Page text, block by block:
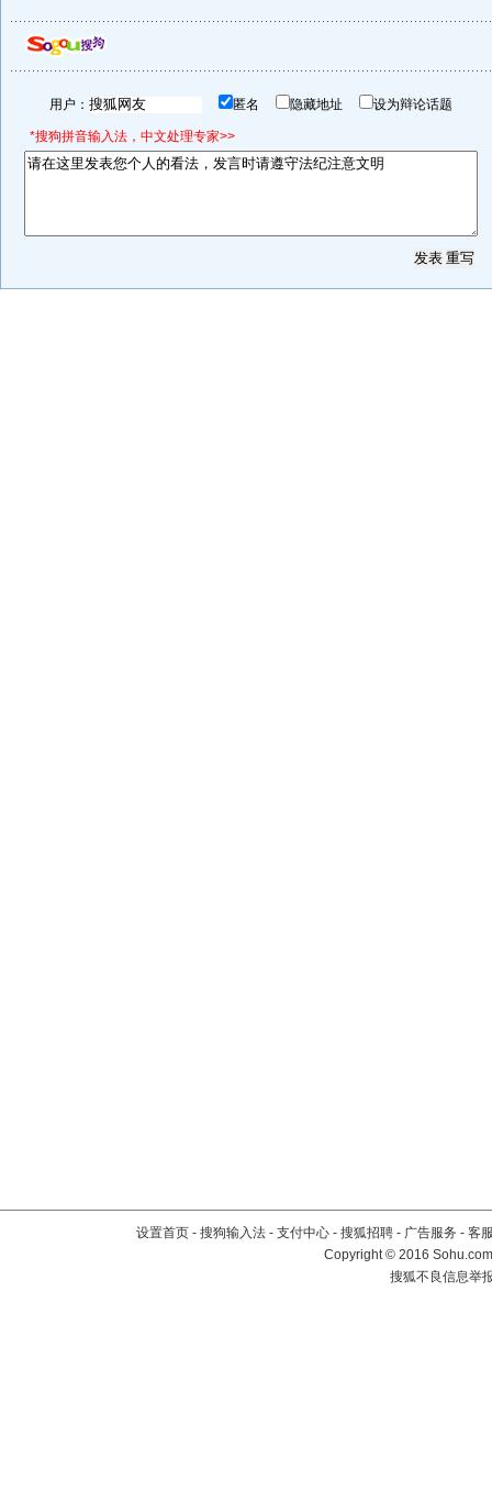
用户： 匿名 隐藏地址 设为辩论话题
*搜狗拼音输入法，中文处理专家>>
设置首页 - 搜狗输入法 - 支付中心 - 搜狐招聘 - 广告服务 - 客
Copyright©2016
搜狐不良信息举